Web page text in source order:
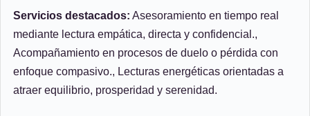
Servicios destacados: Asesoramiento en tiempo real
mediante lectura empática, directa y confidencial.,
Acompañamiento en procesos de duelo o pérdida con
enfoque compasivo., Lecturas energéticas orientadas a
atraer equilibrio, prosperidad y serenidad.